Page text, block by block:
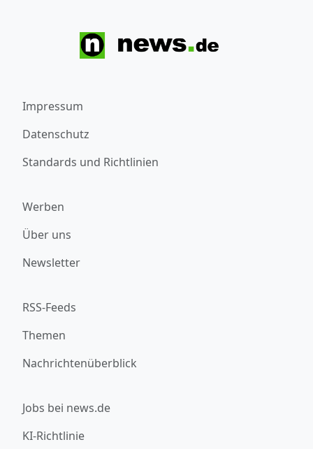
Impressum
Datenschutz
Standards und Richtlinien
Werben
Über uns
Newsletter
RSS-Feeds
Themen
Nachrichtenüberblick
Jobs bei news.de
KI-Richtlinie